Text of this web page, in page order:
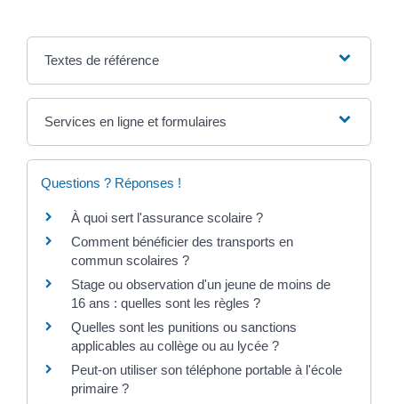
Textes de référence
Services en ligne et formulaires
Questions ? Réponses !
À quoi sert l'assurance scolaire ?
Comment bénéficier des transports en
commun scolaires ?
Stage ou observation d'un jeune de moins de
16 ans : quelles sont les règles ?
Quelles sont les punitions ou sanctions
applicables au collège ou au lycée ?
Peut-on utiliser son téléphone portable à l'école
primaire ?